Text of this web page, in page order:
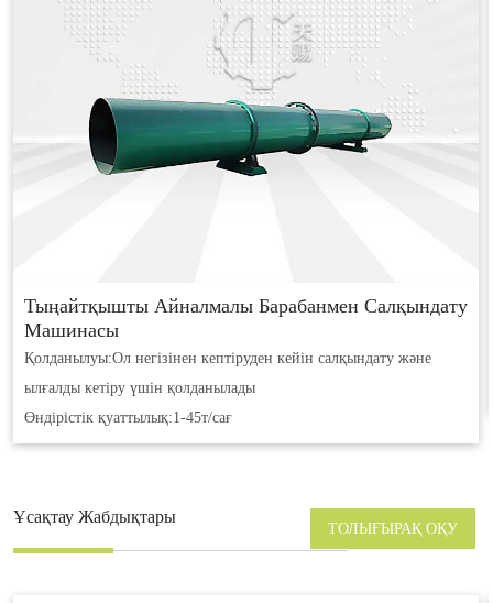
Тыңайтқышты Айналмалы Барабанмен Салқындату
Машинасы
Қолданылуы:Ол негізінен кептіруден кейін салқындату және
ылғалды кетіру үшін қолданылады
Өндірістік қуаттылық:1-45т/сағ
Ұсақтау Жабдықтары
ТОЛЫҒЫРАҚ ОҚУ